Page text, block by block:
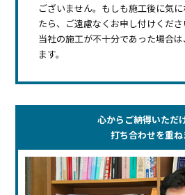
ございません。もしも施工後に気
たら、ご遠慮なくお申し付けくださ
当社の施工が不十分であった場合
ます。
心からご納得いただ
打ち合わせを重ね